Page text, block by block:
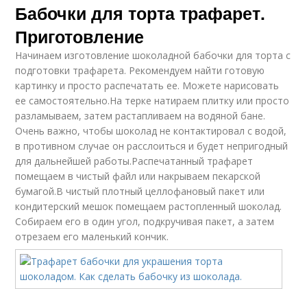
Бабочки для торта трафарет.
Приготовление
Начинаем изготовление шоколадной бабочки для торта с
подготовки трафарета. Рекомендуем найти готовую
картинку и просто распечатать ее. Можете нарисовать
ее самостоятельно.На терке натираем плитку или просто
разламываем, затем растапливаем на водяной бане.
Очень важно, чтобы шоколад не контактировал с водой,
в противном случае он расслоиться и будет непригодный
для дальнейшей работы.Распечатанный трафарет
помещаем в чистый файл или накрываем пекарской
бумагой.В чистый плотный целлофановый пакет или
кондитерский мешок помещаем растопленный шоколад.
Собираем его в один угол, подкручивая пакет, а затем
отрезаем его маленький кончик.